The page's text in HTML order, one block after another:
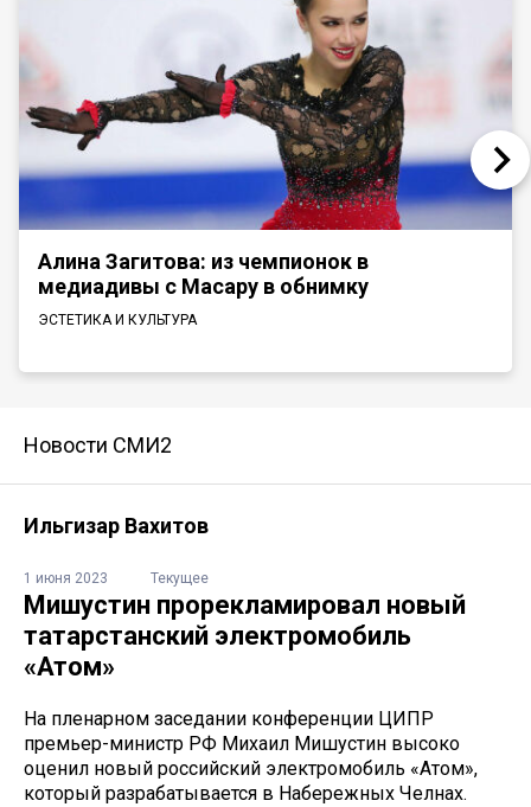
Алина Загитова: из чемпионок в
медиадивы с Масару в обнимку
ЭСТЕТИКА И КУЛЬТУРА
Новости СМИ2
Ильгизар Вахитов
1 июня 2023 Текущее
Мишустин прорекламировал новый
татарстанский электромобиль
«Атом»
На пленарном заседании конференции ЦИПР
премьер-министр РФ Михаил Мишустин высоко
оценил новый российский электромобиль «Атом»,
который разрабатывается в Набережных Челнах.